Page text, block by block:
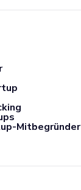
Mitbegründer